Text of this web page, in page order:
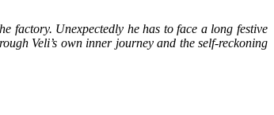
factory. Unexpectedly he has to face a long festive
Veli’s own inner journey and the self-reckoning